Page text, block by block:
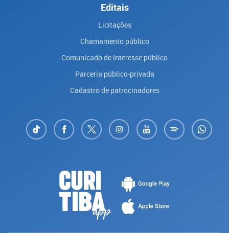
Editais
Licitações
Chamamento público
Comunicado de interesse público
Parceria público-privada
Cadastro de patrocinadores